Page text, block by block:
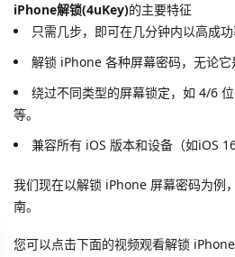
iPhone解锁(4uKey)的主要特征
只需几步，即可在几分钟内以高成
解锁 iPhone 各种屏幕密码，无论它
绕过不同类型的屏幕锁定，如 4/6
等。
兼容所有 iOS 版本和设备（如iOS
我们现在以解锁 iPhone 屏幕密码为例
南。
您可以点击下面的视频观看解锁